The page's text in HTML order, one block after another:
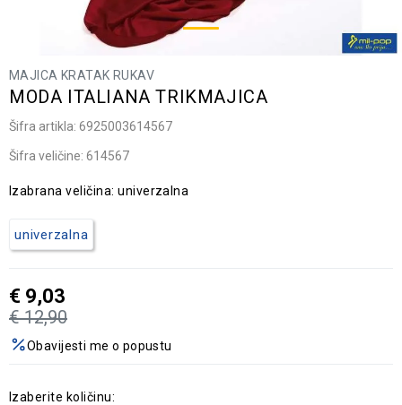
MAJICA KRATAK RUKAV
MODA ITALIANA TRIKMAJICA
Šifra artikla: 6925003614567
Šifra veličine: 614567
Izabrana veličina:univerzalna
univerzalna
€ 12,90
€ 9,03
Obavijesti me o popustu
Izaberite količinu: